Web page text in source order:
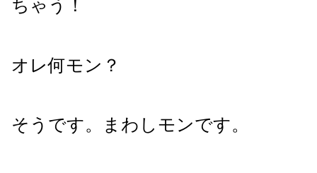
ちゃう！
オレ何モン？
そうです。まわしモンです。